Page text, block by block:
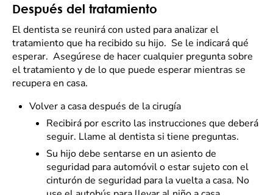
Después del tratamiento
El dentista se reunirá con usted para analizar el
tratamiento que ha recibido su hijo. Se le indicará qué
esperar. Asegúrese de hacer cualquier pregunta sobre
el tratamiento y de lo que puede esperar mientras se
recupera en casa.
Volver a casa después de la cirugía
Recibirá por escrito las instrucciones que deberá
seguir. Llame al dentista si tiene preguntas.
Su hijo debe sentarse en un asiento de
seguridad para automóvil o estar sujeto con el
cinturón de seguridad para la vuelta a casa. No